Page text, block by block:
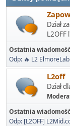
Dział
L2OFF
Ostatnia
Odp: 🔥 L2
L2off
Dział
Ostatnia
Odp: [L2OFF]